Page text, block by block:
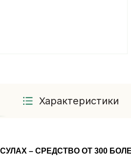
Характеристики
– СРЕДСТВО ОТ 300